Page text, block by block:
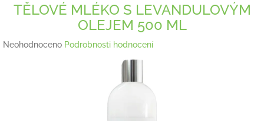
TĚLOVÉ MLÉKO S LEVANDULOVÝM
OLEJEM 500 ML
Průměrné
Neohodnoceno Podrobnosti hodnocení